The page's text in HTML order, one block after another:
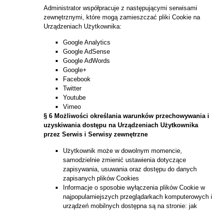
Administrator współpracuje z następującymi serwisami
zewnętrznymi, które mogą zamieszczać pliki Cookie na
Urządzeniach Użytkownika:
Google Analytics
Google AdSense
Google AdWords
Google+
Facebook
Twitter
Youtube
Vimeo
§ 6 Możliwości określania warunków przechowywania i
uzyskiwania dostępu na Urządzeniach Użytkownika
przez Serwis i Serwisy zewnętrzne
Użytkownik może w dowolnym momencie,
samodzielnie zmienić ustawienia dotyczące
zapisywania, usuwania oraz dostępu do danych
zapisanych plików Cookies
Informacje o sposobie wyłączenia plików Cookie w
najpopularniejszych przeglądarkach komputerowych i
urządzeń mobilnych dostępna są na stronie: jak